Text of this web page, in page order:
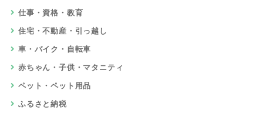
仕事・資格・教育
住宅・不動産・引っ越し
車・バイク・自転車
赤ちゃん・子供・マタニティ
ペット・ペット用品
ふるさと納税